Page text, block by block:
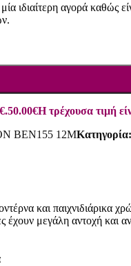
ιδιαίτερη αγορά
50.00€Η τρέχουσα τιμή
BEN155 12MΚατηγορία:
και παιχνιδιάρικα
έχουν μεγάλη αντοχή